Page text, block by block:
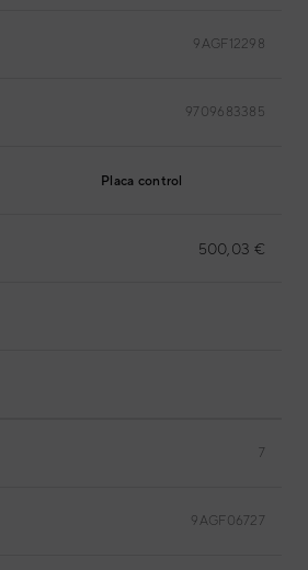
9AGF12298
9709683385
Placa control
500,03 €
7
9AGF06727